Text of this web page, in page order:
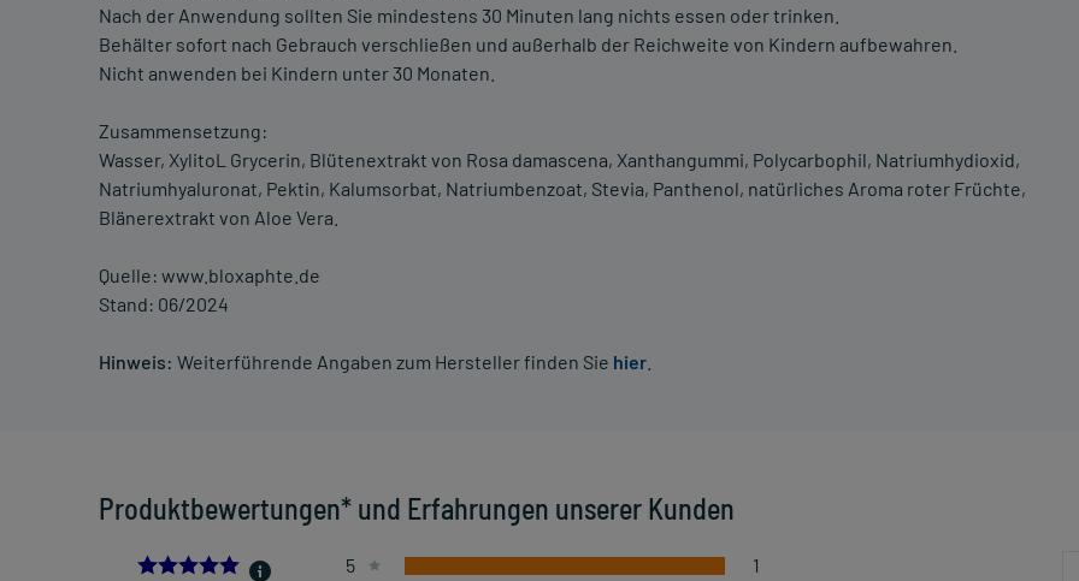
Nach der Anwendung sollten Sie mindestens 30 Minuten lang nichts essen oder trinken.
Behälter sofort nach Gebrauch verschließen und außerhalb der Reichweite von Kindern aufbewahren.
Nicht anwenden bei Kindern unter 30 Monaten.
Zusammensetzung:
Wasser, XylitoL Grycerin, Blütenextrakt von Rosa damascena, Xanthangummi, Polycarbophil, Natriumhydioxid,
Natriumhyaluronat, Pektin, Kalumsorbat, Natriumbenzoat, Stevia, Panthenol, natürliches Aroma roter Früchte,
Blänerextrakt von Aloe Vera.
Quelle: www.bloxaphte.de
Stand: 06/2024
Hinweis: Weiterführende Angaben zum Hersteller finden Sie hier
Produktbewertungen* und Erfahrungen unserer Kunden
5.0 5
1